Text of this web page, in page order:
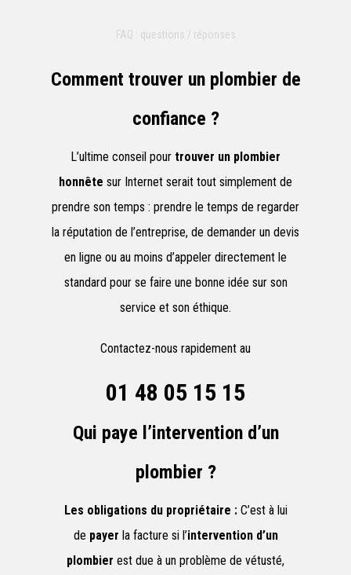
FAQ : questions / réponses
Comment trouver un plombier de
confiance ?
L’ultime conseil pour trouver un plombier
honnête sur Internet serait tout simplement de
prendre son temps : prendre le temps de regarder
la réputation de l’entreprise, de demander un devis
en ligne ou au moins d’appeler directement le
standard pour se faire une bonne idée sur son
service et son éthique.
Contactez-nous rapidement au
01 48 05 15 15
Qui paye l’intervention d’un
plombier ?
Les obligations du propriétaire :C’est à lui
de payer la facture si l’intervention d’un
plombier est due à un problème de vétusté,